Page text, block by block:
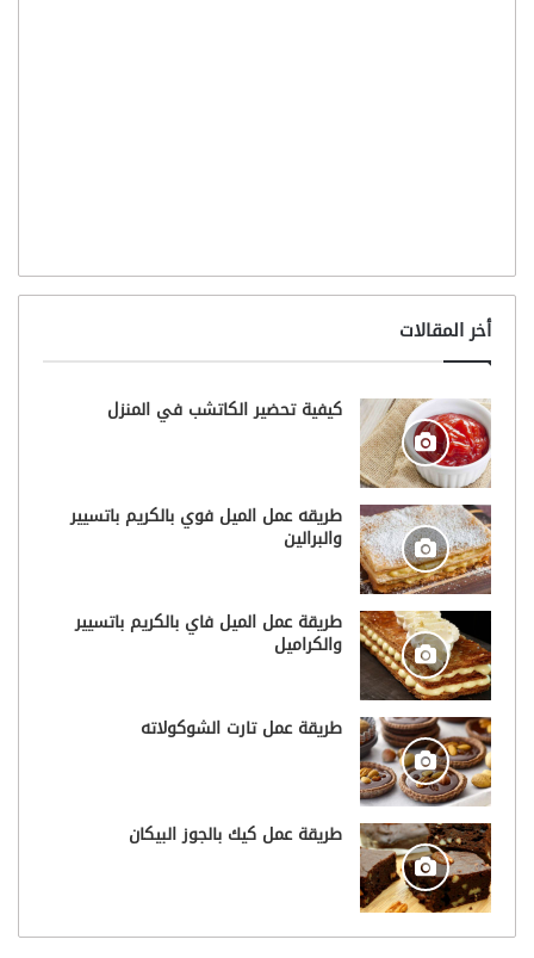
أخر المقالات
كيفية تحضير الكاتشب في المنزل
طريقه عمل الميل فوي بالكريم باتسيير
والبرالين
طريقة عمل الميل فاي بالكريم باتسيير
والكراميل
طريقة عمل تارت الشوكولاته
طريقة عمل كيك بالجوز البيكان